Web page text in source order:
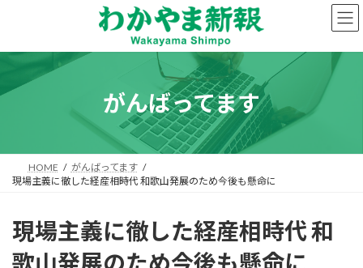
ン
へ
プ
ー
ョ
動
がんばってます
HOME
がんばってます
現場主義に徹した経産相時代 和歌山発展のため今後も懸命に
現場主義に徹した経産相時代 和
歌山発展のため今後も懸命に